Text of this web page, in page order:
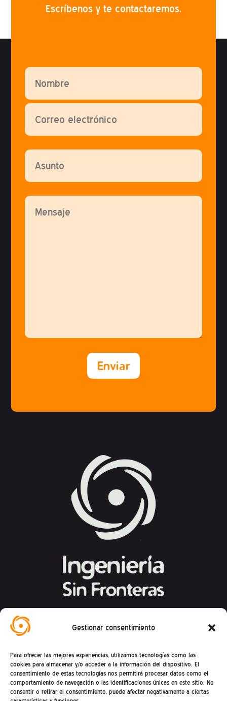
Gestionar consentimiento
Para ofrecer las mejores experiencias, utilizamos tecnologías como las
cookies para almacenar y/o acceder a la información del dispositivo. El
consentimiento de estas tecnologías nos permitirá procesar datos como el
comportamiento de navegación o las identificaciones únicas en este sitio. No
consentir o retirar el consentimiento, puede afectar negativamente a ciertas
Escríbenos y te contactaremos.
Por favor, deja este campo vacío.
Federación Española de Ingeniería Sin
Calle Mandoni, 4 – 08004 Barcelona
CIF: G81469868
Teléfono (+34) : 93 302 27 53